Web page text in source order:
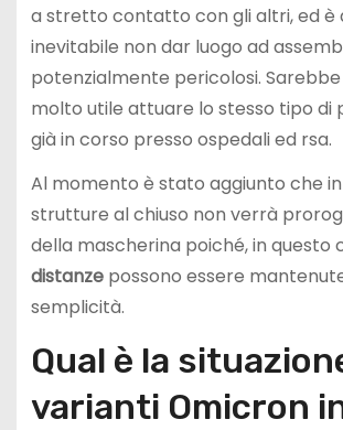
a stretto contatto con gli altri, ed è
inevitabile non dar luogo ad
potenzialmente pericolosi.
molto utile attuare lo stesso tipo di
già in corso presso ospedali ed rsa.
Al momento è stato aggiunto che
strutture al chiuso non verrà
della mascherina poiché, in questo
distanzepossono essere
semplicità.
Qual è la
varianti Omicron